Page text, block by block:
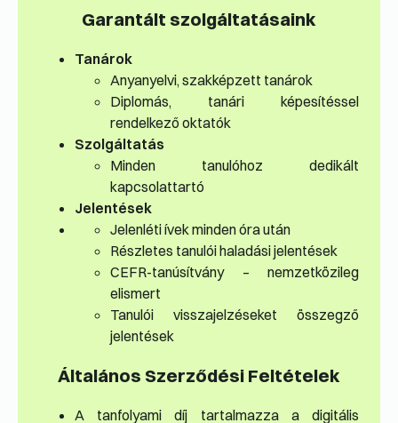
Garantált szolgáltatásaink
Tanárok
Anyanyelvi, szakképzett tanárok
Diplomás, tanári képesítéssel
rendelkező oktatók
Szolgáltatás
Minden tanulóhoz dedikált
kapcsolattartó
Jelentések
Jelenléti ívek minden óra után
Részletes tanulói haladási jelentések
CEFR-tanúsítvány – nemzetközileg
elismert
Tanulói visszajelzéseket összegző
jelentések
Általános Szerződési Feltételek
A tanfolyami díj tartalmazza a digitális